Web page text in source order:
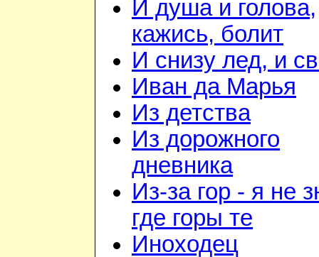
И душа и голова,
кажись, болит
И снизу лед, и
Иван да Марья
Из детства
Из дорожного
дневника
Из-за гор - я не
где горы те
Иноходец